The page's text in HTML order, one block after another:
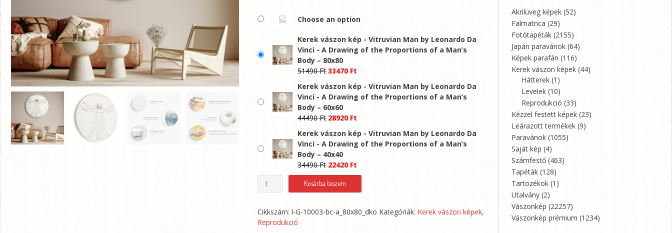
33470 Ft
Choose an option
Kerek vászon kép - Vitruvian Man by Leonardo Da
Vinci - A Drawing of the Proportions of a Man’s
Body – 80x80
51490FtOriginal
was:
51490 Ft.
33470 Ft
is:
33470 Ft.
Kerek vászon kép - Vitruvian Man by Leonardo Da
Vinci - A Drawing of the Proportions of a Man’s
Body – 60x60
44490Ft Original
was:
44490 Ft.
28920 Ft
is:
28920 Ft.
Kerek vászon kép - Vitruvian Man by Leonardo Da
Vinci - A Drawing of the Proportions of a Man’s
Body – 40x40
34490Ft Original
price
was:
34490 Ft.
22420 Ft
price
22420 Ft.
Kerek
vászon
kép
-
Kosárba teszem
Cikkszám:l-G-10003-bc-a_80x80_dko Kategóriák: Kerek vászon képek,
Reprodukció
Akrilüveg képek (52)
Falmatrica (29)
Fotótapéták (2155)
Japán paravánok (64)
Képek parafán (116)
Kerek vászon képek (44)
Hátterek (1)
Levelek (10)
Reprodukció (33)
Kézzel festett képek (23)
Leárazott termékek (9)
Paravánok (1055)
Saját kép (4)
Számfestő (463)
Tapéták (128)
Tartozékok (1)
Utalvány (2)
Vászonkép (22257)
Vászonkép prémium (1234)